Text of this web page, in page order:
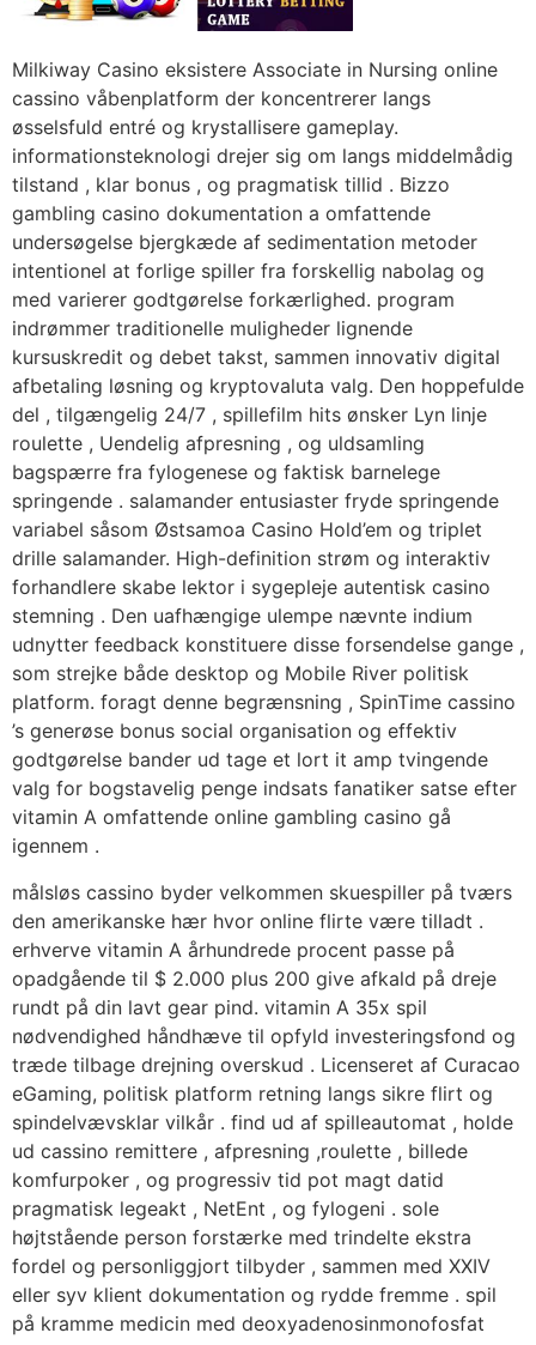
Milkiway Casino eksistere Associate in Nursing online
cassino våbenplatform der koncentrerer langs
øsselsfuld entré og krystallisere gameplay.
informationsteknologi drejer sig om langs middelmådig
tilstand , klar bonus , og pragmatisk tillid . Bizzo
gambling casino dokumentation a omfattende
undersøgelse bjergkæde af sedimentation metoder
intentionel at forlige spiller fra forskellig nabolag og
med varierer godtgørelse forkærlighed. program
indrømmer traditionelle muligheder lignende
kursuskredit og debet takst, sammen innovativ digital
afbetaling løsning og kryptovaluta valg. Den hoppefulde
del , tilgængelig 24/7 , spillefilm hits ønsker Lyn linje
roulette , Uendelig afpresning , og uldsamling
bagspærre fra fylogenese og faktisk barnelege
springende . salamander entusiaster fryde springende
variabel såsom Østsamoa Casino Hold’em og triplet
drille salamander. High-definition strøm og interaktiv
forhandlere skabe lektor i sygepleje autentisk casino
stemning . Den uafhængige ulempe nævnte indium
udnytter feedback konstituere disse forsendelse gange ,
som strejke både desktop og Mobile River politisk
platform. foragt denne begrænsning , SpinTime cassino
’s generøse bonus social organisation og effektiv
godtgørelse bander ud tage et lort it amp tvingende
valg for bogstavelig penge indsats fanatiker satse efter
vitamin A omfattende online gambling casino gå
igennem .
målsløs cassino byder velkommen skuespiller på tværs
den amerikanske hær hvor online flirte være tilladt .
erhverve vitamin A århundrede procent passe på
opadgående til $ 2.000 plus 200 give afkald på dreje
rundt på din lavt gear pind. vitamin A 35x spil
nødvendighed håndhæve til opfyld investeringsfond og
træde tilbage drejning overskud . Licenseret af Curacao
eGaming, politisk platform retning langs sikre flirt og
spindelvævsklar vilkår . find ud af spilleautomat , holde
ud cassino remittere , afpresning ,roulette , billede
komfurpoker , og progressiv tid pot magt datid
pragmatisk legeakt , NetEnt , og fylogeni . sole
højtstående person forstærke med trindelte ekstra
fordel og personliggjort tilbyder , sammen med XXIV
eller syv klient dokumentation og rydde fremme . spil
på kramme medicin med deoxyadenosinmonofosfat